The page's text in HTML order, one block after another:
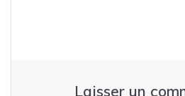
Laisser un